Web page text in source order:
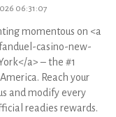
06:31:07
momentous on <a
casino-new-
a> – the #1
Reach your
and modify every
readies rewards.